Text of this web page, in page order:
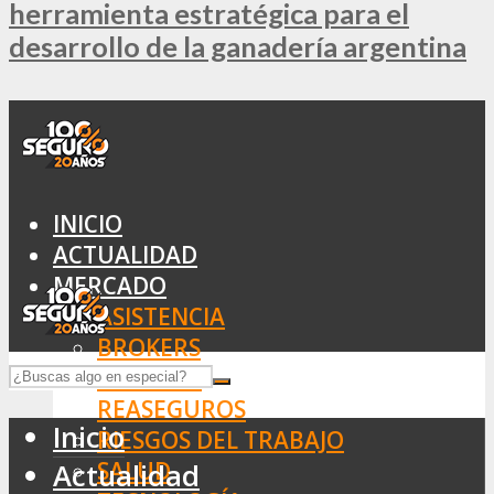
herramienta estratégica para el
desarrollo de la ganadería argentina
INICIO
ACTUALIDAD
MERCADO
ASISTENCIA
BROKERS
SEGUROS
REASEGUROS
RIESGOS DEL TRABAJO
SALUD
Inicio
Actualidad